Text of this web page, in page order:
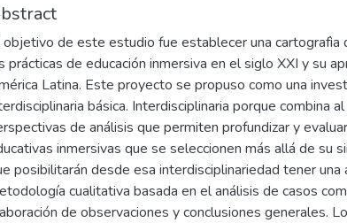
objetivo de este estudio fue establecer una cartografìa
prácticas de educación inmersiva en el siglo XXI y su
Latina. Este proyecto se propuso como una
básica. Interdisciplinaria porque combina
de análisis que permiten profundizar y
inmersivas que se seleccionen más allá de su
posibilitarán desde esa interdisciplinariedad tener una
cualitativa basada en el análisis de casos
de observaciones y conclusiones generales.